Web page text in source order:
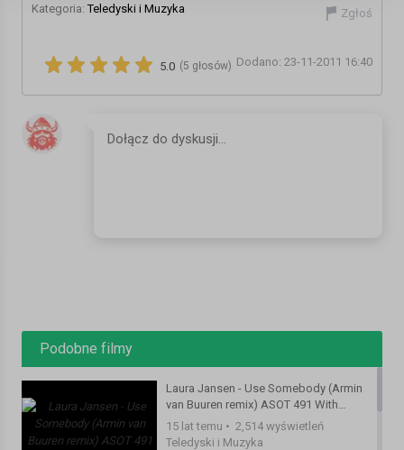
Zgłoś
Kategoria:Teledyski i Muzyka
Dodano: 23-11-2011 16:40
(5 głosów)
5.0
Podobne filmy
Laura Jansen - Use Somebody (Armin
van Buuren remix) ASOT 491 With
Lyrics
15 lat temu • 2,514 wyświetleń
Teledyski i Muzyka